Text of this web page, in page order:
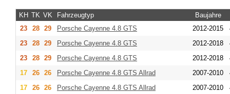
KH TK VK Fahrzeugtyp
Baujahre
23
28 29 Porsche Cayenne 4.8 GTS 2012-2015
23
28 29 Porsche Cayenne 4.8 GTS 2012-2018
23
28 29 Porsche Cayenne 4.8 GTS 2012-2018
17
26 26 Porsche Cayenne 4.8 GTS Allrad 2007-2010
17
26 26 Porsche Cayenne 4.8 GTS Allrad 2007-2010